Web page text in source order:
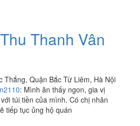
Thanh Vân
Thắng, Quận Bắc Từ Liêm, Hà Nội
: Mình ăn thấy ngon, gia vị
túi tiền của mình. Có chị nhân
tiếp tục ủng hộ quán